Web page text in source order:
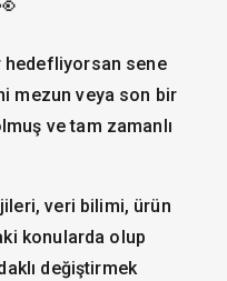
hedefliyorsan sene
mezun veya son bir
ve tam zamanlı
veri bilimi, ürün
konularda olup
değiştirmek